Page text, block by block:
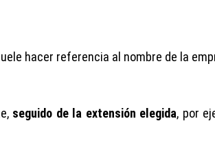
hacer referencia al nombre de la
seguido de la extensión elegida, por